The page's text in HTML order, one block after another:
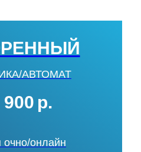
АВТОМАТ
900 р.
очно/онлайн